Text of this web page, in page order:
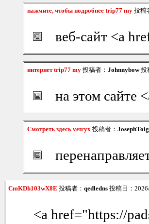
нажмите, чтобы подробнее trip77 my 投稿
веб-сайт <a
интернет trip77 my 投稿者： Johnnybow投
на этом сайте
Смотреть здесь vetryx 投稿者：
CmKDh103wX8E 投稿者： qedledns 投稿日：
<a href="https://